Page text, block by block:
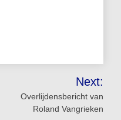
Next:
Overlijdensbericht van
Roland Vangrieken